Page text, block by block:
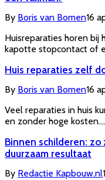
By Boris van Bomen16
Huisreparaties horen bij
kapotte stopcontact of
Huis reparaties zelf
By Boris van Bomen16
Veel reparaties in huis
en zonder hoge kosten.…
Binnen schilderen:
duurzaam resultaat
By Redactie Kapbouw.nl